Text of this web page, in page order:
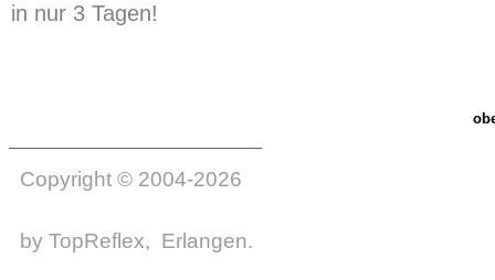
in nur 3 Tagen!
Copyright © 2004-2026
by TopReflex, Erlangen.